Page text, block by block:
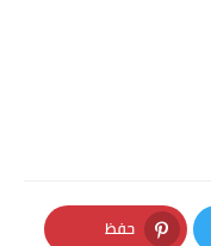
حفظ